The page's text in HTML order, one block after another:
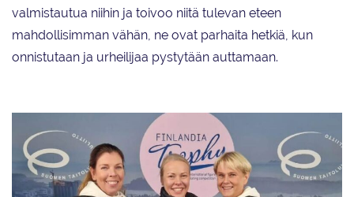
valmistautua niihin ja toivoo niitä tulevan eteen
mahdollisimman vähän, ne ovat parhaita hetkiä, kun
onnistutaan ja urheilijaa pystytään auttamaan.